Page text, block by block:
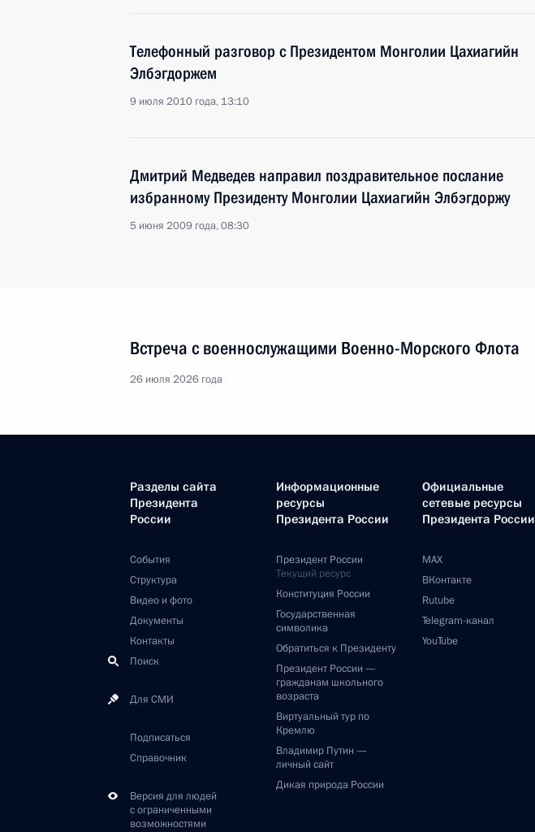
Телефонный разговор с Президентом Монголии Цахиагийн
Элбэгдоржем
9 июля 2010 года, 13:10
Дмитрий Медведев направил поздравительное послание
избранному Президенту Монголии Цахиагийн Элбэгдоржу
5 июня 2009 года, 08:30
Встреча с военнослужащими Военно-Морского Флота
26 июля 2026 года
Разделы сайта
Президента
России
События
Структура
Видео и фото
Документы
Контакты
Поиск
Для СМИ
Подписаться
Справочник
Версия для людей
с ограниченными
возможностями
Информационные
ресурсы
Президента России
Президент России
Текущий ресурс
Конституция России
Государственная
символика
Обратиться к Президенту
Президент России —
гражданам школьного
возраста
Виртуальный тур по
Кремлю
Владимир Путин —
личный сайт
Дикая природа России
Официальные
сетевые ресурсы
Президента России
MAX
ВКонтакте
Rutube
Telegram-канал
YouTube